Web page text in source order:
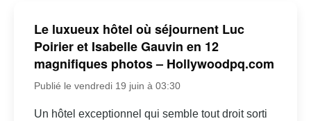
Le luxueux hôtel où séjournent Luc
Poirier et Isabelle Gauvin en 12
magnifiques photos – Hollywoodpq.com
Publié le vendredi 19 juin à 03:30
Un hôtel exceptionnel qui semble tout droit sorti